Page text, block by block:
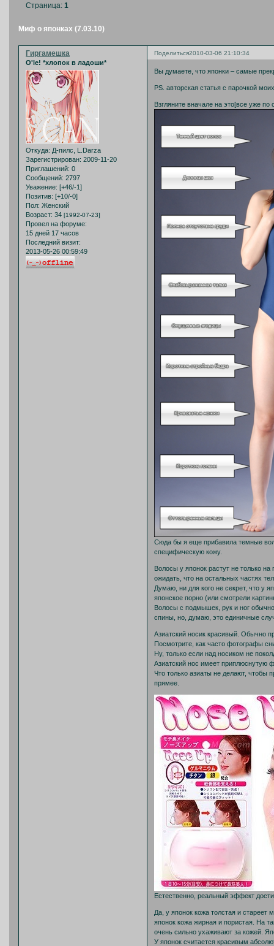
Миф о японках (7.03.10)
Страница:1
Поделиться2010-03-06 21:10:34
Гиргамешка
O'le! *хлопок в ладоши*
Откуда: Д-пилс, L.Darza
Зарегистрирован: 2009-11-20
Приглашений: 0
Сообщений: 2797
Уважение: [+46/-1]
Позитив: [+10/-0]
Пол: Женский
Возраст: 34 [1992-07-23]
Провел на форуме:
15 дней 17 часов
Последний визит:
2013-05-26 00:59:49
Вы думаете, что японки – самые
PS. авторская статья с парочкой
Взгляните вначале на это[все уже по
Сюда бы я еще прибавила темные
специфическую кожу.
Волосы у японок растут не только
ожидать, что на остальных частях
Думаю, ни для кого не секрет, что у
японское порно (или смотрели
Волосы с подмышек, рук и ног
спины, но, думаю, это единичные
Азиатский носик красивый. Обычно
Посмотрите, как часто фотографы
Ну, только если над носиком не
Азиатский нос имеет приплюснутую
Что только азиаты не делают, чтобы
прямее.
Естественно, реальный эффект
Да, у японок кожа толстая и стареет
японок кожа жирная и пористая. На
очень сильно ухаживают за кожей.
У японок считается красивым